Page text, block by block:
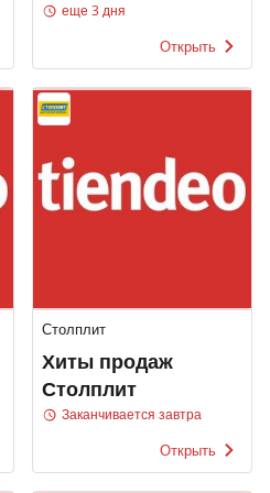
еще 3 дня
Открыть
Столплит
Хиты продаж
Столплит
Заканчивается завтра
Открыть